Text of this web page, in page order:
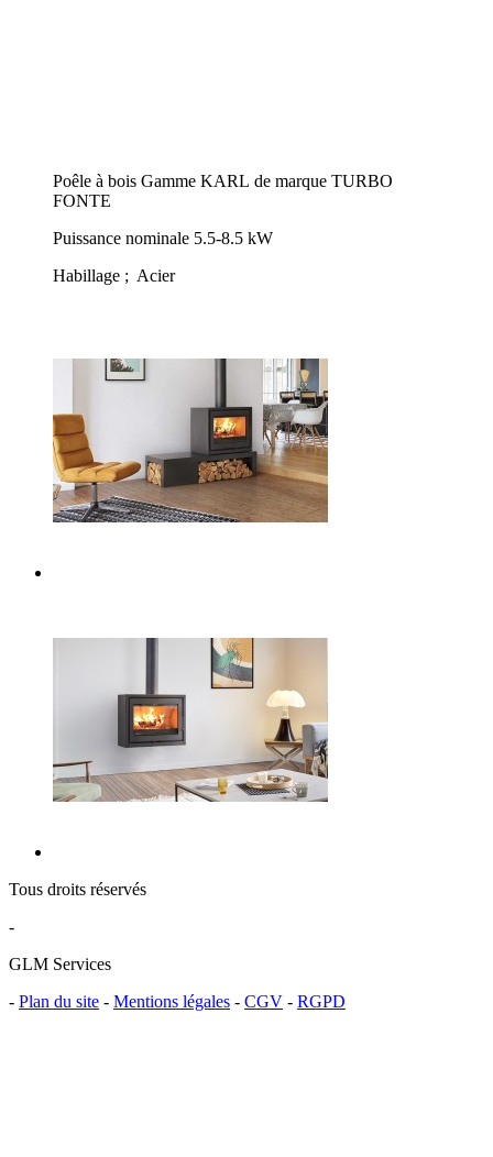
Poêle à bois Gamme KARL de marque TURBO
FONTE
Puissance nominale 5.5-8.5 kW
Habillage ; Acier
Tous droits réservés
-
GLM Services
- Plan du site - Mentions légales - CGV - RGPD